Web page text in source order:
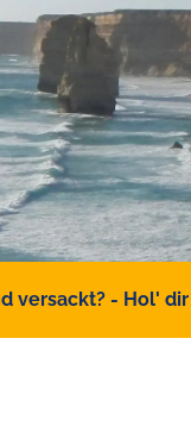
versackt? - Hol'